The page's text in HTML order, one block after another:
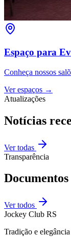
Espaço para
Conheça nossos
Ver espaços →
Atualizações
Notícias
Ver todas
Transparência
Documentos
Ver todos
Jockey Club RS
Tradição e